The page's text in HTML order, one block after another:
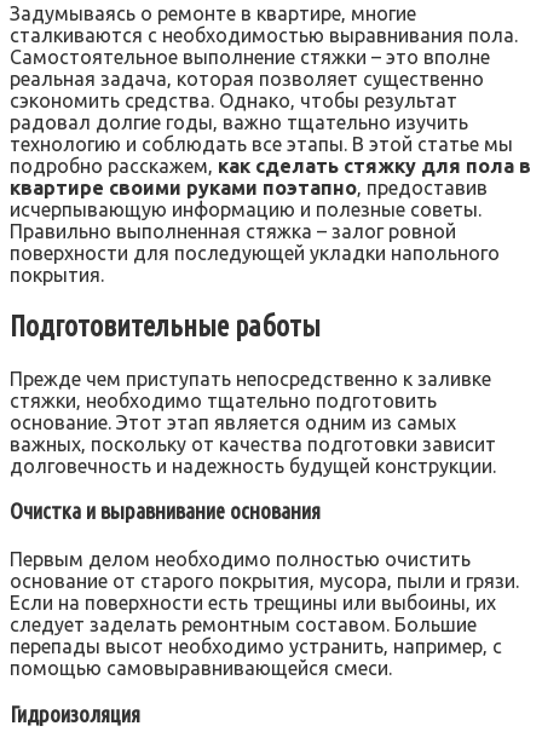
Задумываясь о ремонте в квартире‚ многие
сталкиваются с необходимостью выравнивания пола.
Самостоятельное выполнение стяжки – это вполне
реальная задача‚ которая позволяет существенно
сэкономить средства. Однако‚ чтобы результат
радовал долгие годы‚ важно тщательно изучить
технологию и соблюдать все этапы. В этой статье мы
подробно расскажем‚ как сделать стяжку для пола в
квартире своими руками поэтапно‚ предоставив
исчерпывающую информацию и полезные советы.
Правильно выполненная стяжка – залог ровной
поверхности для последующей укладки напольного
покрытия.
Подготовительные работы
Прежде чем приступать непосредственно к заливке
стяжки‚ необходимо тщательно подготовить
основание. Этот этап является одним из самых
важных‚ поскольку от качества подготовки зависит
долговечность и надежность будущей конструкции.
Очистка и выравнивание основания
Первым делом необходимо полностью очистить
основание от старого покрытия‚ мусора‚ пыли и грязи.
Если на поверхности есть трещины или выбоины‚ их
следует заделать ремонтным составом. Большие
перепады высот необходимо устранить‚ например‚ с
помощью самовыравнивающейся смеси.
Гидроизоляция